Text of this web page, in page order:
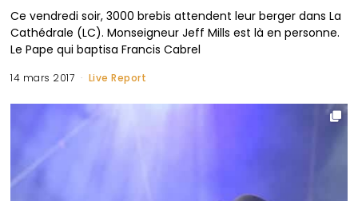
Ce vendredi soir, 3000 brebis attendent leur berger dans La
Cathédrale (LC). Monseigneur Jeff Mills est là en personne.
Le Pape qui baptisa Francis Cabrel
14 mars 2017 Live Report